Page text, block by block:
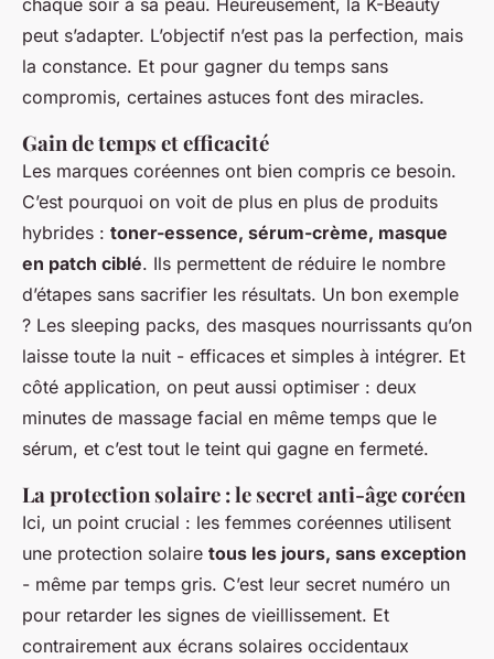
chaque soir à sa peau. Heureusement, la K-Beauty
peut s’adapter. L’objectif n’est pas la perfection, mais
la constance. Et pour gagner du temps sans
compromis, certaines astuces font des miracles.
Gain de temps et efficacité
Les marques coréennes ont bien compris ce besoin.
C’est pourquoi on voit de plus en plus de produits
hybrides : toner-essence, sérum-crème, masque
en patch ciblé. Ils permettent de réduire le nombre
d’étapes sans sacrifier les résultats. Un bon exemple
? Les sleeping packs, des masques nourrissants qu’on
laisse toute la nuit - efficaces et simples à intégrer. Et
côté application, on peut aussi optimiser : deux
minutes de massage facial en même temps que le
sérum, et c’est tout le teint qui gagne en fermeté.
La protection solaire : le secret anti-âge coréen
Ici, un point crucial : les femmes coréennes utilisent
une protection solaire tous les jours, sans exception
- même par temps gris. C’est leur secret numéro un
pour retarder les signes de vieillissement. Et
contrairement aux écrans solaires occidentaux